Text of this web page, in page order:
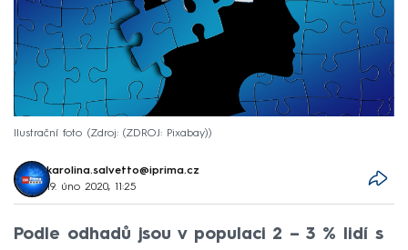
Ilustrační foto Zdroj: (ZDROJ: Pixabay)
karolina.salvetto@iprima.cz
19. úno 2020, 11:25
Podle odhadů jsou v populaci 2 – 3 % lidí s